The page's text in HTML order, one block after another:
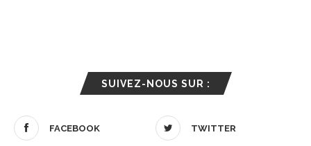
SUIVEZ-NOUS SUR :
FACEBOOK TWITTER